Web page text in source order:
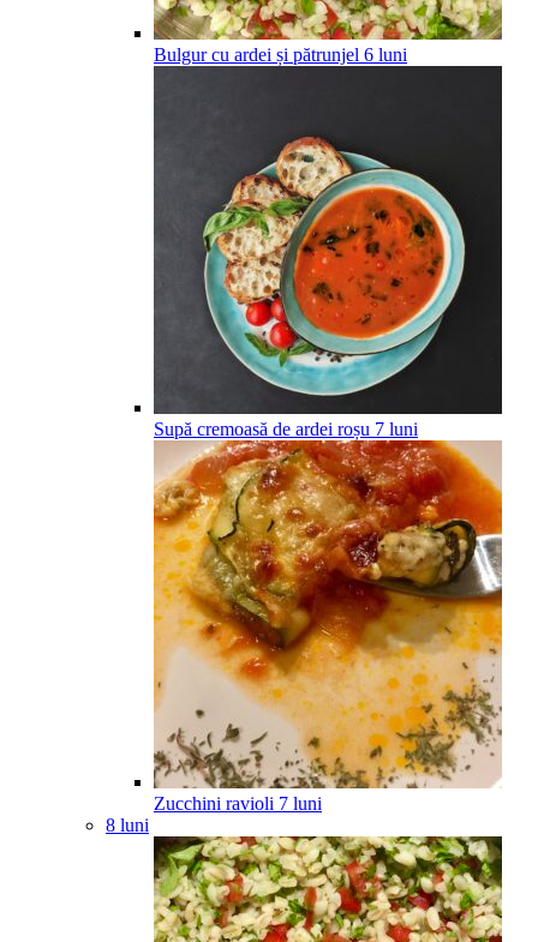
Bulgur cu ardei și pătrunjel 6 luni
Supă cremoasă de ardei roșu 7 luni
Zucchini ravioli 7 luni
8 luni